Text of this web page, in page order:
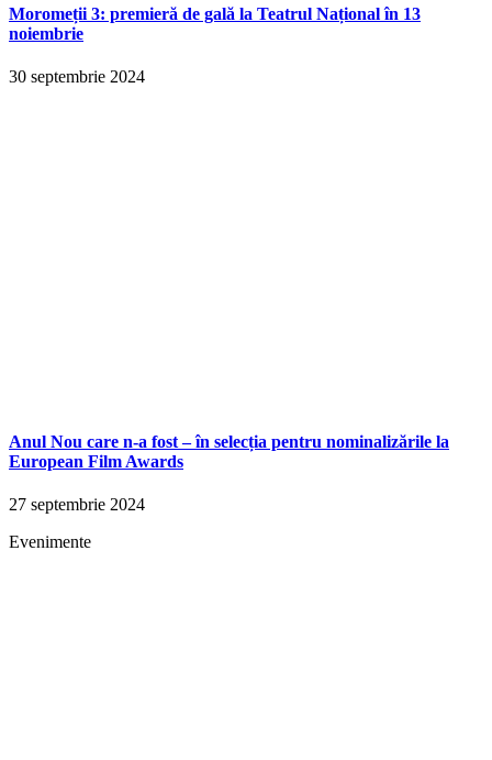
Moromeții 3: premieră de gală la Teatrul Național în 13
noiembrie
30 septembrie 2024
Anul Nou care n-a fost – în selecția pentru nominalizările la
European Film Awards
27 septembrie 2024
Evenimente